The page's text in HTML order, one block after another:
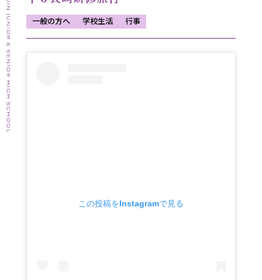
一般の方へ 学校生活 行事
この投稿をInstagramで見る